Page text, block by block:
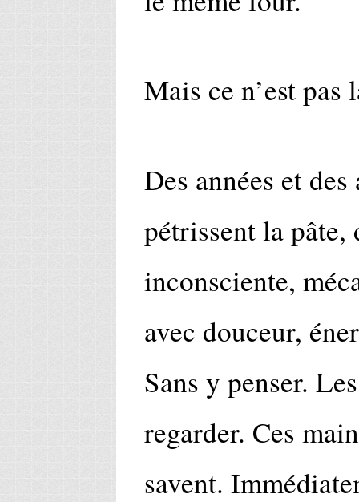
Mais ce n’est pas
Des années et
pétrissent la pâte,
inconsciente,
avec douceur,
Sans y penser.
regarder. Ces
savent.